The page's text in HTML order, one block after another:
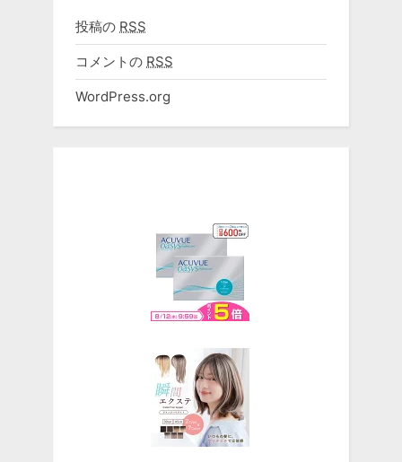
投稿の RSS
コメントの RSS
WordPress.org